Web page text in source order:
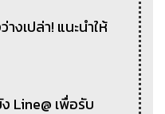
งเปล่า! แนะนำให้
Line@ เพื่อรับ